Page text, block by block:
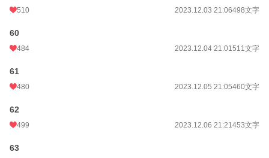
510 2023.12.03 21:06498文字
60
484 2023.12.04 21:01511文字
61
480 2023.12.05 21:05460文字
62
499 2023.12.06 21:21453文字
63